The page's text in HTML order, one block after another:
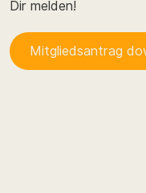
Dir melden!
Mitgliedsantrag